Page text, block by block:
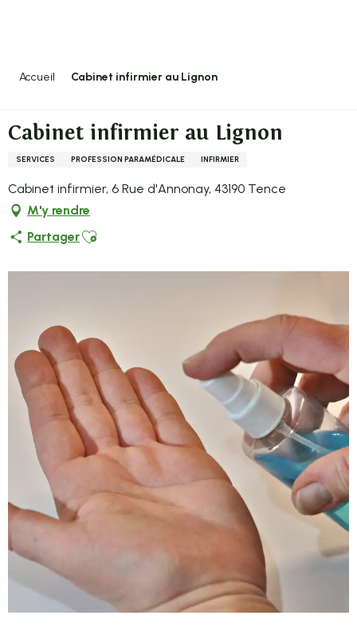
Accueil Cabinet infirmier au Lignon
Cabinet infirmier au Lignon
SERVICES PROFESSION PARAMÉDICALE INFIRMIER
Cabinet infirmier, 6 Rue d'Annonay, 43190 Tence
M'y rendre
PartagerAjouter aux favoris